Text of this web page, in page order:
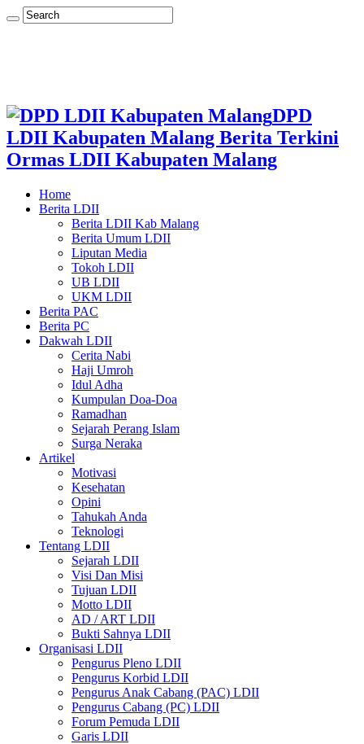
DPD
LDII Kabupaten Malang Berita Terkini
Ormas LDII Kabupaten Malang
Home
Berita LDII
Berita LDII Kab Malang
Berita Umum LDII
Liputan Media
Tokoh LDII
UB LDII
UKM LDII
Berita PAC
Berita PC
Dakwah LDII
Cerita Nabi
Haji Umroh
Idul Adha
Kumpulan Doa-Doa
Ramadhan
Sejarah Perang Islam
Surga Neraka
Artikel
Motivasi
Kesehatan
Opini
Tahukah Anda
Teknologi
Tentang LDII
Sejarah LDII
Visi Dan Misi
Tujuan LDII
Motto LDII
AD / ART LDII
Bukti Sahnya LDII
Organisasi LDII
Pengurus Pleno LDII
Pengurus Korbid LDII
Pengurus Anak Cabang (PAC) LDII
Pengurus Cabang (PC) LDII
Forum Pemuda LDII
Garis LDII